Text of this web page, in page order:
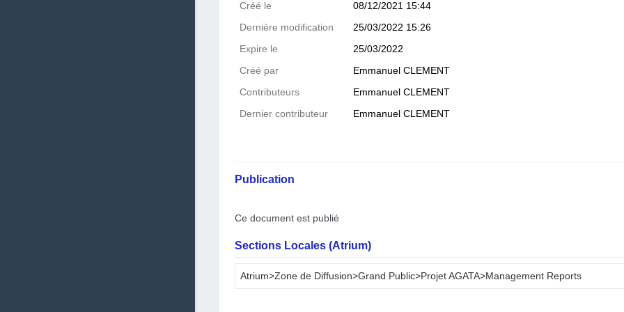
Créé le 08/12/2021 15:44
Dernière modification 25/03/2022 15:26
Expire le 25/03/2022
Créé par Emmanuel CLEMENT
Contributeurs Emmanuel CLEMENT
Dernier contributeur Emmanuel CLEMENT
Publication
Ce document est publié
Sections Locales (Atrium)
Atrium>Zone de Diffusion>Grand Public>Projet AGATA>Management Reports